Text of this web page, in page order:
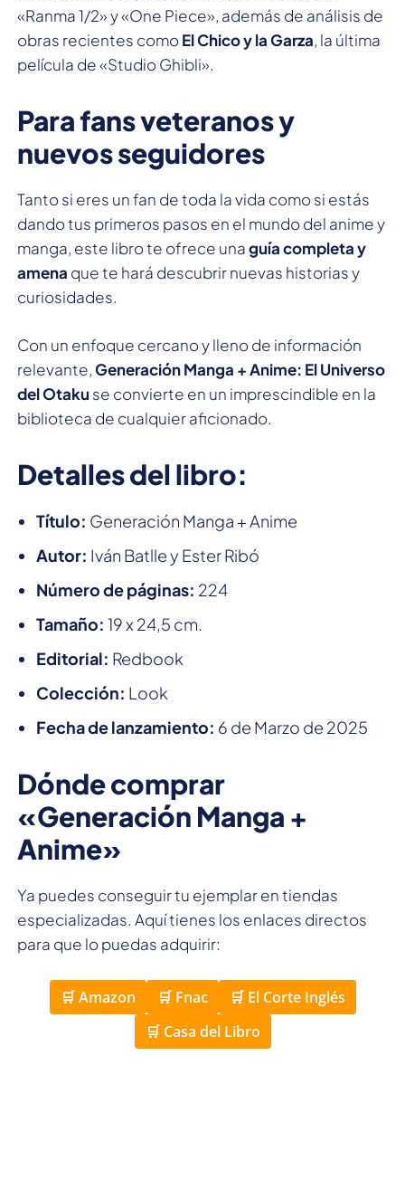
«Ranma 1/2» y «One Piece», además de análisis de
obras recientes comoEl Chico y la Garza, la última
película de «Studio Ghibli».
Para fans veteranos y
nuevos seguidores
Tanto si eres un fan de toda la vida como si estás
dando tus primeros pasos en el mundo del anime y
manga, este libro te ofrece unaguía completa y
amena que te hará descubrir nuevas historias y
curiosidades.
Con un enfoque cercano y lleno de información
relevante,Generación Manga + Anime: El Universo
del Otaku se convierte en un imprescindible en la
biblioteca de cualquier aficionado.
Detalles del libro:
Título: Generación Manga + Anime
Autor: Iván Batlle y Ester Ribó
Número de páginas: 224
Tamaño: 19 x 24,5 cm.
Editorial: Redbook
Colección: Look
Fecha de lanzamiento: 6 de Marzo de 2025
Dónde comprar
«Generación Manga +
Anime»
Ya puedes conseguir tu ejemplar en tiendas
especializadas. Aquí tienes los enlaces directos
para que lo puedas adquirir:
🛒 Amazon 🛒 Fnac
🛒 El Corte Inglés
🛒 Casa del Libro